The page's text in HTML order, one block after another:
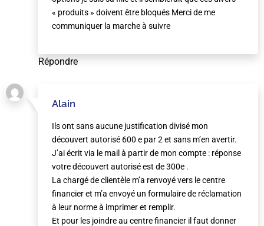
« produits » doivent être bloqués Merci de me
communiquer la marche à suivre
Répondre
Alain
Ils ont sans aucune justification divisé mon
découvert autorisé 600 e par 2 et sans m’en avertir.
J’ai écrit via le mail à partir de mon compte : réponse
votre découvert autorisé est de 300e .
La chargé de clientèle m’a renvoyé vers le centre
financier et m’a envoyé un formulaire de réclamation
à leur norme à imprimer et remplir.
Et pour les joindre au centre financier il faut donner